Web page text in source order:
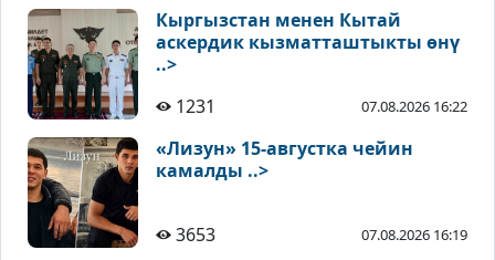
Кыргызстан менен Кытай
аскердик кызматташтыкты өнү
..>
1231
07.08.2026 16:22
«Лизун» 15-августка чейин
камалды ..>
3653 07.08.2026 16:19